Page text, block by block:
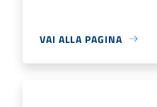
VAI ALLA PAGINA